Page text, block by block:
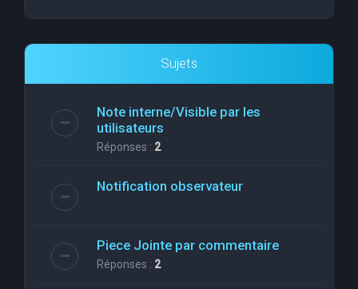
Sujets
Note interne/Visible par les
utilisateurs
Réponses : 2
Notification observateur
Piece Jointe par commentaire
Réponses : 2